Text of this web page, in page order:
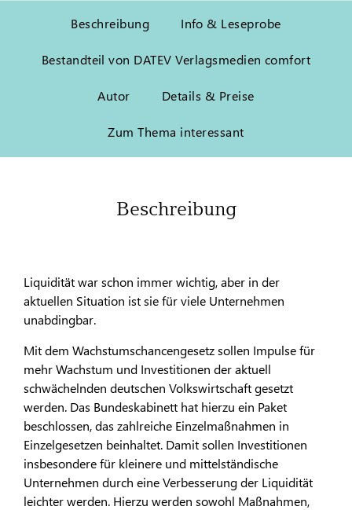
Beschreibung Info & Leseprobe
Bestandteil von DATEV Verlagsmedien comfort
Autor Details & Preise
Zum Thema interessant
Beschreibung
Liquidität war schon immer wichtig, aber in der
aktuellen Situation ist sie für viele Unternehmen
unabdingbar.
Mit dem Wachstumschancengesetz sollen Impulse für
mehr Wachstum und Investitionen der aktuell
schwächelnden deutschen Volkswirtschaft gesetzt
werden. Das Bundeskabinett hat hierzu ein Paket
beschlossen, das zahlreiche Einzelmaßnahmen in
Einzelgesetzen beinhaltet. Damit sollen Investitionen
insbesondere für kleinere und mittelständische
Unternehmen durch eine Verbesserung der Liquidität
leichter werden. Hierzu werden sowohl Maßnahmen,